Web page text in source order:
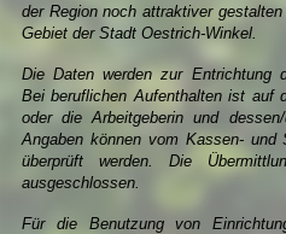
der Region noch attraktiver gestalten
Gebiet der Stadt Oestrich-Winkel.
Die Daten werden zur Entrichtung
Bei beruflichen Aufenthalten ist auf
oder die Arbeitgeberin und
Angaben können vom Kassen- und
überprüft werden. Die
ausgeschlossen.
Für die Benutzung von